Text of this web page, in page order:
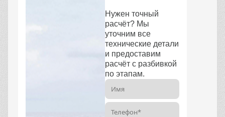
Нужен точный
расчёт? Мы
уточним все
технические детали
и предоставим
расчёт с разбивкой
по этапам.